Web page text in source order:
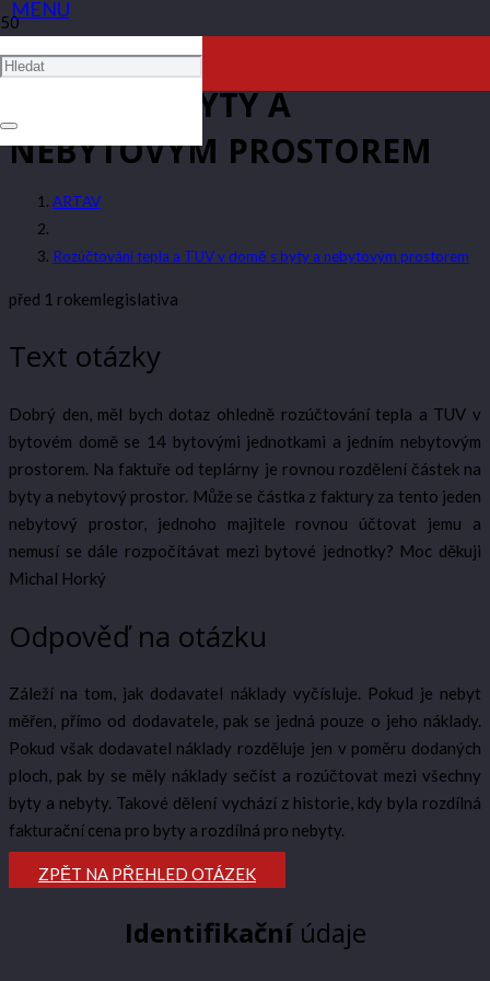
ROZÚČTOVÁNÍ TEPLA A TUV
V DOMĚ S BYTY A
NEBYTOVÝM PROSTOREM
ARTAV
Rozúčtování tepla a TUV v domě s byty a nebytovým prostorem
před 1 rokemlegislativa
Text otázky
Dobrý den, měl bych dotaz ohledně rozúčtování tepla a TUV v
bytovém domě se 14 bytovými jednotkami a jedním nebytovým
prostorem. Na faktuře od teplárny je rovnou rozdělení částek na
byty a nebytový prostor. Může se částka z faktury za tento jeden
nebytový prostor, jednoho majitele rovnou účtovat jemu a
nemusí se dále rozpočítávat mezi bytové jednotky? Moc děkuji
Michal Horký
Odpověď na otázku
Záleží na tom, jak dodavatel náklady vyčísluje. Pokud je nebyt
měřen, přímo od dodavatele, pak se jedná pouze o jeho náklady.
Pokud však dodavatel náklady rozděluje jen v poměru dodaných
ploch, pak by se měly náklady sečíst a rozúčtovat mezi všechny
byty a nebyty. Takové dělení vychází z historie, kdy byla rozdílná
fakturační cena pro byty a rozdílná pro nebyty.
ZPĚT NA PŘEHLED OTÁZEK
Identifikačníúdaje